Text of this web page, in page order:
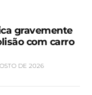
gravemente
com carro
DE 2026